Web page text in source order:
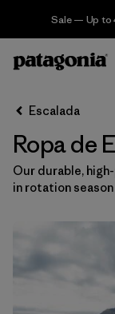
Sale — Up to
Filter & Sort
Ordenar Por
Filtrar por
Category
Escalada
Ropa de
Our durable,
in rotation